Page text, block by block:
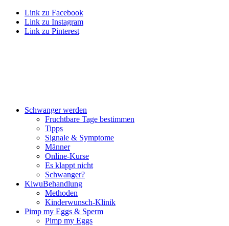
Link zu Facebook
Link zu Instagram
Link zu Pinterest
Schwan­ger wer­den
Frucht­ba­re Tage bestim­men
Tipps
Signa­le & Sym­pto­me
Män­ner
Online-Kur­se
Es klappt nicht
Schwan­ger?
Kiwu­Be­hand­lung
Metho­den
Kin­der­wunsch-Kli­nik
Pimp my Eggs & Sperm
Pimp my Eggs